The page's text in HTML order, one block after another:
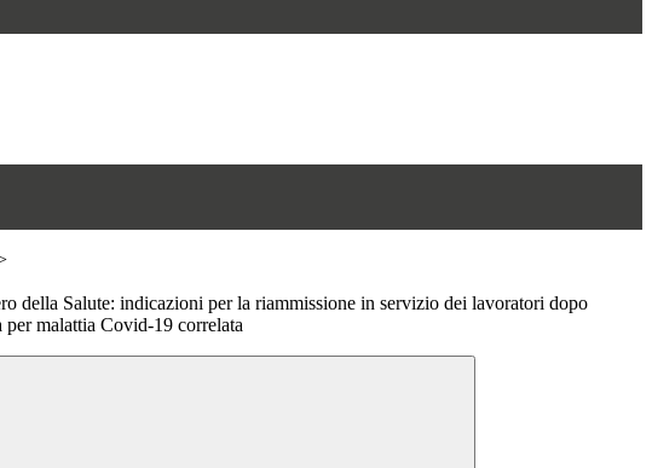
della Salute: indicazioni per la riammissione in servizio dei lavoratori dopo
per malattia Covid-19 correlata